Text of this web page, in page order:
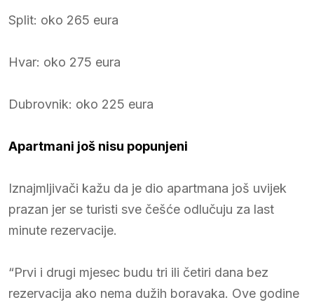
Split: oko 265 eura
Hvar: oko 275 eura
Dubrovnik: oko 225 eura
Apartmani još nisu popunjeni
Iznajmljivači kažu da je dio apartmana još uvijek
prazan jer se turisti sve češće odlučuju za last
minute rezervacije.
“Prvi i drugi mjesec budu tri ili četiri dana bez
rezervacija ako nema dužih boravaka. Ove godine